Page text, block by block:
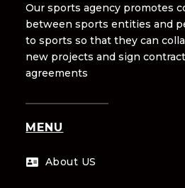
Our sports agency promotes
between sports entities and
to sports so that they can
new projects and sign
agreements
MENU
 About US